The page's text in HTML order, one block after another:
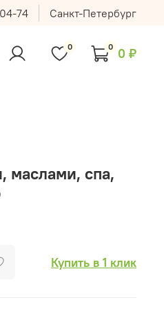
74 Санкт-Петербург
0 0 0 ₽
маслами, спа,
Купить в 1 клик